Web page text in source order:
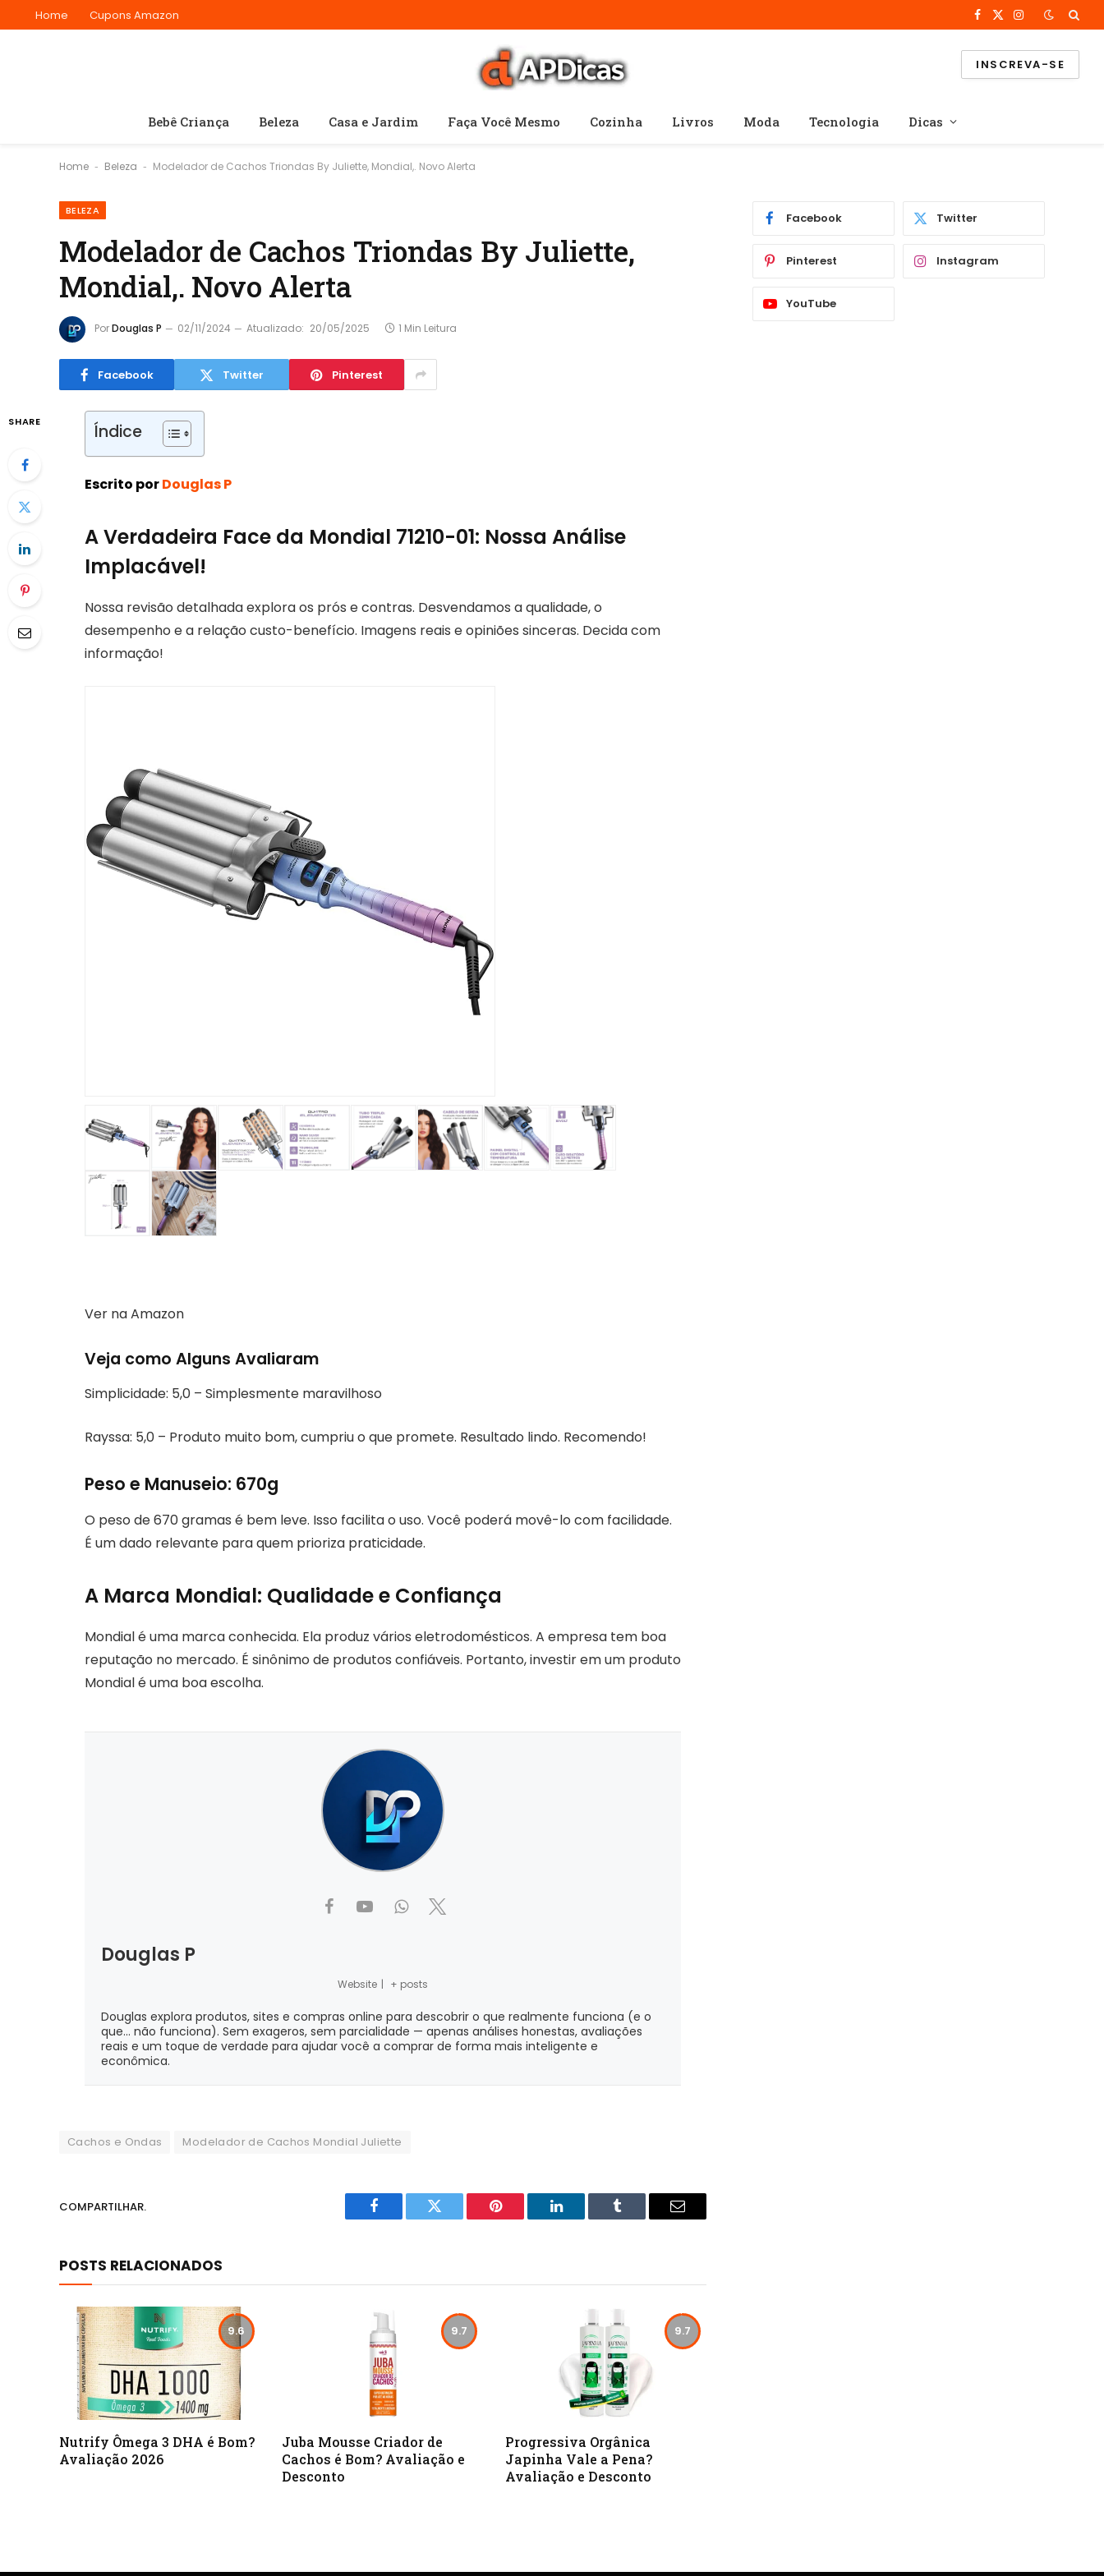
Home Cupons Amazon Facebook
X
Instagram
INSCREVA-SE
Bebê Criança Beleza Casa e Jardim Faça Você Mesmo Cozinha Livros Moda Tecnologia Dicas
Home - Beleza - Modelador de Cachos Triondas By Juliette, Mondial,. Novo Alerta
BELEZA
Modelador de Cachos Triondas By Juliette,
Mondial,. Novo Alerta
PorDouglas P 02/11/2024 Atualizado: 20/05/2025 1 Min Leitura
Facebook Twitter Pinterest
SHARE Índice
Escrito porDouglas P
A Verdadeira Face da Mondial 71210-01: Nossa Análise
Implacável!
Nossa revisão detalhada explora os prós e contras. Desvendamos a qualidade, o
desempenho e a relação custo-benefício. Imagens reais e opiniões sinceras. Decida com
informação!
Ver na Amazon
Veja como Alguns Avaliaram
Simplicidade: 5,0 – Simplesmente maravilhoso
Rayssa: 5,0 – Produto muito bom, cumpriu o que promete. Resultado lindo. Recomendo!
Peso e Manuseio: 670g
O peso de 670 gramas é bem leve. Isso facilita o uso. Você poderá movê-lo com facilidade.
É um dado relevante para quem prioriza praticidade.
A Marca Mondial: Qualidade e Confiança
Mondial é uma marca conhecida. Ela produz vários eletrodomésticos. A empresa tem boa
reputação no mercado. É sinônimo de produtos confiáveis. Portanto, investir em um produto
Mondial é uma boa escolha.
Douglas P
Website | + posts
Douglas explora produtos, sites e compras online para descobrir o que realmente funciona (e o
que... não funciona). Sem exageros, sem parcialidade — apenas análises honestas, avaliações
reais e um toque de verdade para ajudar você a comprar de forma mais inteligente e
econômica.
Cachos e Ondas Modelador de Cachos Mondial Juliette
COMPARTILHAR.
Facebook Twitter Pinterest LinkedIn Tumblr Email
POSTS RELACIONADOS
9.6
Nutrify Ômega 3 DHA é Bom?
Avaliação 2026
9.7
Juba Mousse Criador de
Cachos é Bom? Avaliação e
Desconto
9.7
Progressiva Orgânica
Japinha Vale a Pena?
Avaliação e Desconto
Facebook Twitter
Pinterest Instagram
YouTube